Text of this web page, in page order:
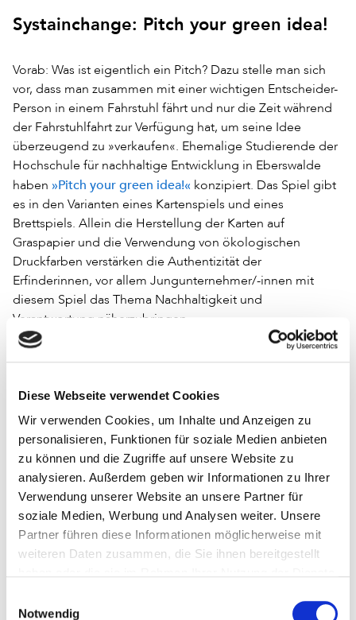
Diese Webseite verwendet Cookies
Wir verwenden Cookies, um Inhalte und Anzeigen zu
personalisieren, Funktionen für soziale Medien anbieten
zu können und die Zugriffe auf unsere Website zu
analysieren. Außerdem geben wir Informationen zu Ihrer
Verwendung unserer Website an unsere Partner für
soziale Medien, Werbung und Analysen weiter. Unsere
Partner führen diese Informationen möglicherweise mit
weiteren Daten zusammen, die Sie ihnen bereitgestellt
Notwendig
Systainchange: Pitch your green idea!
Vorab: Was ist eigentlich ein Pitch? Dazu stelle man sich
vor, dass man zusammen mit einer wichtigen Entscheider-
Person in einem Fahrstuhl fährt und nur die Zeit während
der Fahrstuhlfahrt zur Verfügung hat, um seine Idee
überzeugend zu »verkaufen«. Ehemalige Studierende der
Hochschule für nachhaltige Entwicklung in Eberswalde
haben »Pitch your green idea!« konzipiert. Das Spiel gibt
es in den Varianten eines Kartenspiels und eines
Brettspiels. Allein die Herstellung der Karten auf
Graspapier und die Verwendung von ökologischen
Druckfarben verstärken die Authentizität der
Erfinderinnen, vor allem Jungunternehmer/-innen mit
diesem Spiel das Thema Nachhaltigkeit und
Verantwortung näherzubringen.
Welchen Beitrag kann dieses Spiel zu den Themen
Inspiration! Ideenfindung und ein spielerischer Ansatz,
Indikatoren, die bedeutsam sind für verantwortungsvolles
Handeln und vor allem: um dranzubleiben und sich bei
Zielkonflikten nicht entmutigen zu lassen! Ganzheitliche
Betrachtungen mithilfe von Problem- und
Eigenschaftskarten: Eine zunächst ungewöhnliche
Herangehensweise, aber hilfreich, um auch hier über den
eigenen Tellerrand zu schauen und sich Lösungen zu
suchen, die augenscheinlich nicht direkt im Arbeitsalltag
Zudem gibt es in den Bereichen Wirtschaft – Umwelt –